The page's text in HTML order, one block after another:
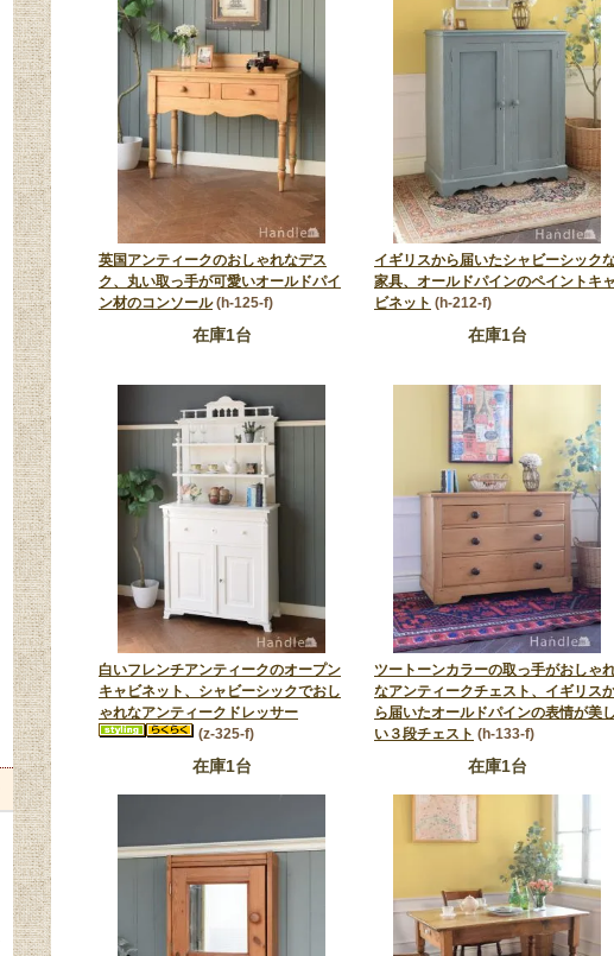
英国アンティークのおしゃれなデス
ク、丸い取っ手が可愛いオールドパイ
ン材のコンソール (h-125-f)
在庫1台
イギリスから届いたシャビーシック
家具、オールドパインのペイントキ
ビネット (h-212-f)
在庫1台
白いフレンチアンティークのオープン
キャビネット、シャビーシックでおし
ゃれなアンティークドレッサー
(z-325-f)
在庫1台
ツートーンカラーの取っ手がおしゃ
なアンティークチェスト、イギリス
ら届いたオールドパインの表情が美
い３段チェスト (h-133-f)
在庫1台